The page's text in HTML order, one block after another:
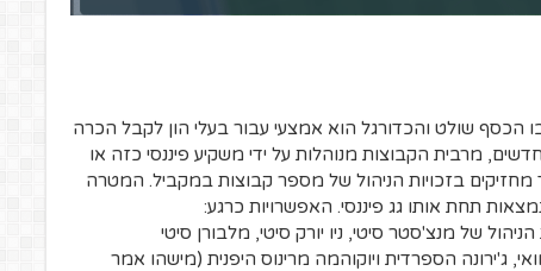
הכסף שולט והכדורגל הוא אמצעי עבור בעלי הון לקבל הכרה
מרבית הקבוצות מנוהלות על ידי משקיע פיננסי כזה או
מחזיקים בזכויות הניהול של מספר קבוצות במקביל. המטרה
תחת אותו גג פיננסי. האפשרויות כרגע:
של מנצ'סטר סיטי, ניו יורק סיטי, מלבורן סיטי
ג'ירונה הספרדית ויוקוהמה מרינוס היפנית (מישהו אמר